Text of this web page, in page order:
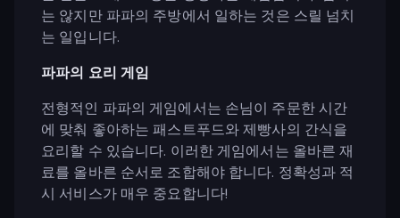
는 않지만 파파의 주방에서 일하는 것은 스릴 넘치
는 일입니다.
파파의 요리 게임
전형적인 파파의 게임에서는 손님이 주문한 시간
에 맞춰 좋아하는 패스트푸드와 제빵사의 간식을
요리할 수 있습니다. 이러한 게임에서는 올바른 재
료를 올바른 순서로 조합해야 합니다. 정확성과 적
시 서비스가 매우 중요합니다!